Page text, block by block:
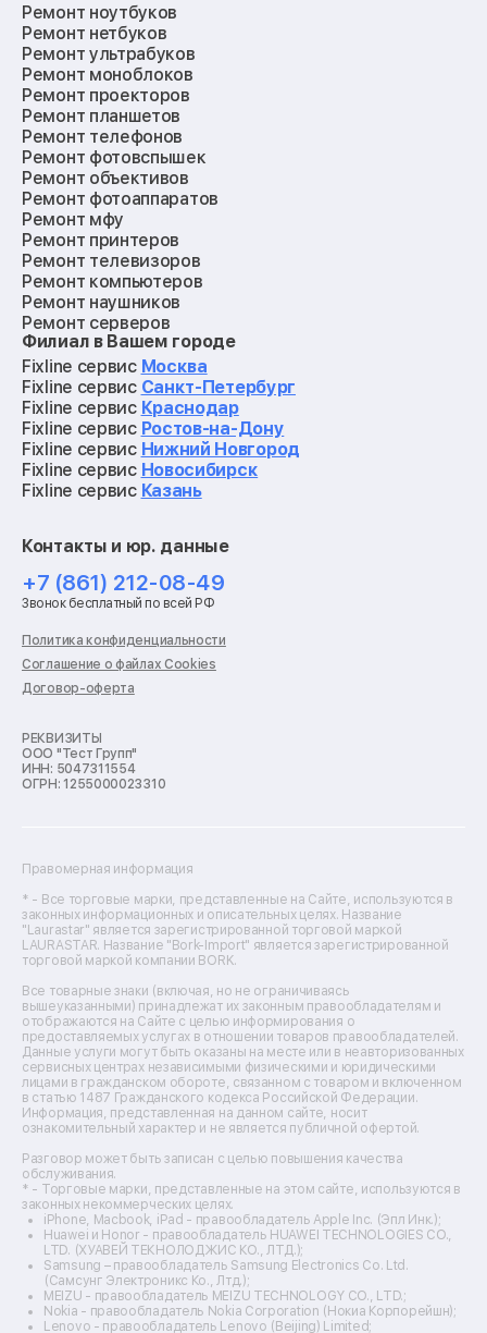
Ремонт ноутбуков
Ремонт нетбуков
Ремонт ультрабуков
Ремонт моноблоков
Ремонт проекторов
Ремонт планшетов
Ремонт телефонов
Ремонт фотовспышек
Ремонт объективов
Ремонт фотоаппаратов
Ремонт мфу
Ремонт принтеров
Ремонт телевизоров
Ремонт компьютеров
Ремонт наушников
Ремонт серверов
Ремонт мониторов
Ремонт квадрокоптеров
Ремонт электросамокатов
Ремонт материнских плат
Ремонт видеокарт
Ремонт кофемашин
Ремонт vr систем
Ремонт игровых приставок
Ремонт роботов-пылесосов
Ремонт холодильников
Ремонт стиральных машин
Ремонт пылесосов
Ремонт варочных панелей
Ремонт духовых шкафов
Ремонт кондиционеров
Ремонт кухонных комбайнов
Ремонт морозильных камер
Ремонт отпаривателей
Ремонт плоттеров
Ремонт фенов
Ремонт цифровых биноклей
Ремонт тепловизоров
Ремонт массажных кресел
Ремонт водонагревателей
Ремонт вытяжек
Ремонт источников бесперебойного питания
Ремонт пароварок
Ремонт микшерных пультов
Ремонт dj-пультов
Ремонт кухонных плит
Ремонт стедикамов
Ремонт оптических прицелов
Ремонт электровелосипедов
Ремонт видеокамер
Ремонт эхолотов
Ремонт 3d-принтеров
Ремонт прицелов ночного видения
Ремонт винных шкафов
Ремонт выпрямителей
Ремонт сушилок для рук
Ремонт дальномеров
Ремонт снегоуборщиков
Филиал в Вашем городе
Fixline сервис Москва
Fixline сервис Санкт-Петербург
Fixline сервис Краснодар
Fixline сервис Ростов-на-Дону
Fixline сервис Нижний Новгород
Fixline сервис Новосибирск
Fixline сервис Казань
Контакты и юр. данные
+7 (861) 212-08-49
Звонок бесплатный по всей РФ
Политика конфиденциальности
Соглашение о файлах Cookies
Договор-оферта
РЕКВИЗИТЫ
ООО "Тест Групп"
ИНН: 5047311554
ОГРН: 1255000023310
Правомерная информация
* - Все торговые марки, представленные на Сайте, используются в
законных информационных и описательных целях. Название
"Laurastar" является зарегистрированной торговой маркой
LAURASTAR. Название "Bork-Import" является зарегистрированной
торговой маркой компании BORK.
Все товарные знаки (включая, но не ограничиваясь
вышеуказанными) принадлежат их законным правообладателям и
отображаются на Сайте с целью информирования о
предоставляемых услугах в отношении товаров правообладателей.
Данные услуги могут быть оказаны на месте или в неавторизованных
сервисных центрах независимыми физическими и юридическими
лицами в гражданском обороте, связанном с товаром и включенном
в статью 1487 Гражданского кодекса Российской Федерации.
Информация, представленная на данном сайте, носит
ознакомительный характер и не является публичной офертой.
Разговор может быть записан с целью повышения качества
обслуживания.
* - Торговые марки, представленные на этом сайте, используются в
законных некоммерческих целях.
iPhone, Macbook, iPad - правообладатель Apple Inc. (Эпл Инк.);
Huawei и Honor - правообладатель HUAWEI TECHNOLOGIES CO.,
LTD. (ХУАВЕЙ ТЕКНОЛОДЖИС КО., ЛТД.);
Samsung – правообладатель Samsung Electronics Co. Ltd.
(Самсунг Электроникс Ко., Лтд.);
MEIZU - правообладатель MEIZU TECHNOLOGY CO., LTD.;
Nokia - правообладатель Nokia Corporation (Нокиа Корпорейшн);
Lenovo - правообладатель Lenovo (Beijing) Limited;